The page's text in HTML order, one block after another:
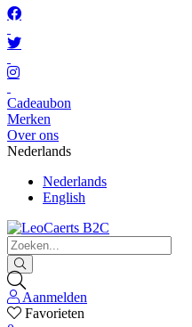
Cadeaubon
Merken
Over ons
Nederlands
Nederlands
English
Aanmelden
Favorieten